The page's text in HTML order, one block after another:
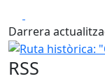
Darrera
Ruta històrica:
RSS